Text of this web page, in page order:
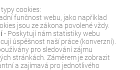
cookies:
funčnost webu, jako například
jsou ze zákona povolené vždy.
- Poskytují nám statistiky webu
úspěšnost naší práce (konverzní).
pro sledování zájmu
stránkách. Záměrem je zobrazit
a zajímavá pro jednotlivého